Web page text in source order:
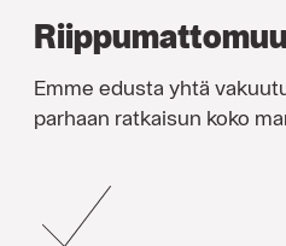
Emme edusta yhtä
parhaan ratkaisun koko